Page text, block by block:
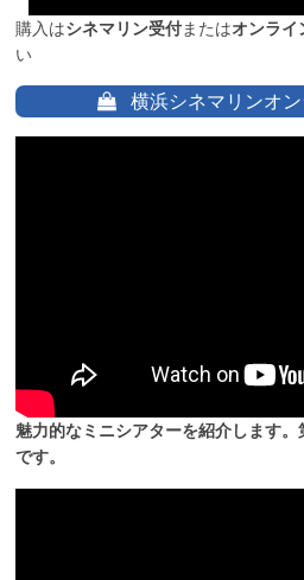
購入はシネマリン受付またはオンライ
い
横浜シネマリンオ
魅力的なミニシアターを紹介します
です。